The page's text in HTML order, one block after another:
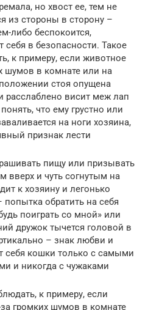
но хвост ее, тем не
из стороны в сторону –
либо беспокоится,
себя в безопасности. Такое
к примеру, если животное
шумов в комнате или на
стоя опущена
расслаблено висит меж лап
что ему грустно или
на ноги хозяина,
признак лести
пищу или призывать
вверх и чуть согнутым на
к хозяину и легонько
попытка обратить на себя
поиграть со мной» или
дружок тычется головой в
– знак любви и
себя кошки только с самыми
и никогда с чужаками
к примеру, если
громких шумов в комнате